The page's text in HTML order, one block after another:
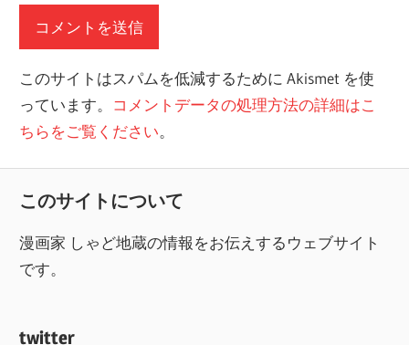
このサイトはスパムを低減するために Akismet を使
っています。 コメントデータの処理方法の詳細はこ
ちらをご覧ください。
このサイトについて
漫画家 しゃど地蔵の情報をお伝えするウェブサイト
です。
twitter